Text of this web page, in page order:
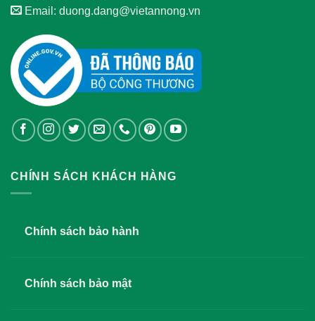
Email: duong.dang@vietannong.vn
CHÍNH SÁCH KHÁCH HÀNG
Chính sách bảo hành
Chính sách bảo mật